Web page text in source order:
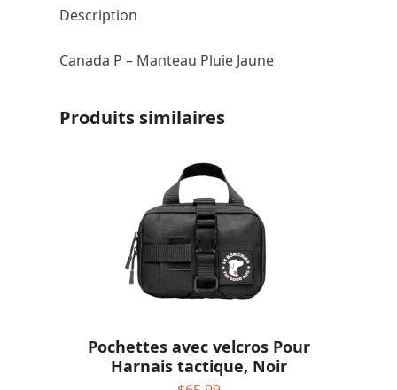
Description
Canada P – Manteau Pluie Jaune
Produits similaires
Pochettes avec velcros Pour
Harnais tactique, Noir